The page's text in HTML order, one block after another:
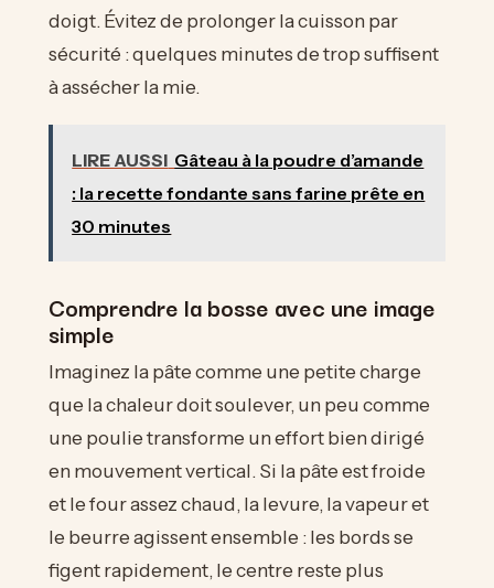
doigt. Évitez de prolonger la cuisson par
sécurité : quelques minutes de trop suffisent
à assécher la mie.
LIRE AUSSI Gâteau à la poudre d’amande
: la recette fondante sans farine prête en
30 minutes
Comprendre la bosse avec une image
simple
Imaginez la pâte comme une petite charge
que la chaleur doit soulever, un peu comme
une poulie transforme un effort bien dirigé
en mouvement vertical. Si la pâte est froide
et le four assez chaud, la levure, la vapeur et
le beurre agissent ensemble : les bords se
figent rapidement, le centre reste plus